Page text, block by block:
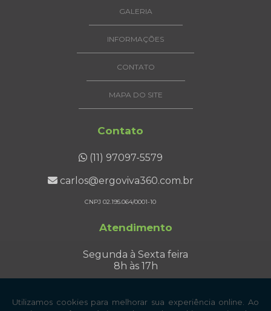
GALERIA
INFORMAÇÕES
CONTATO
MAPA DO SITE
Contato
(11) 97097-5579
carlos@ergoviva360.com.br
CNPJ 02.195.064/0001-10
Atendimento
Segunda à Sexta feira
8h às 17h